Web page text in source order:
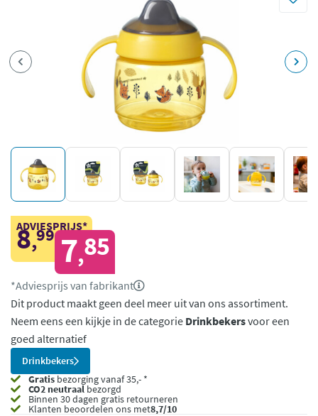
ADVIESPRIJS*
8,99 7,85
*Adviesprijs van fabrikant
Dit product maakt geen deel meer uit van ons assortiment.
Neem eens een kijkje in de categorie Drinkbekersvoor een
goed alternatief
Drinkbekers
Gratis bezorging vanaf 35,- *
CO2 neutraalbezorgd
Binnen 30 dagen gratis retourneren
Klanten beoordelen ons met8,7/10